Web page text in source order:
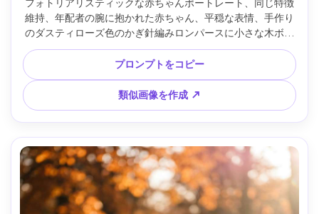
フォトリアリスティックな赤ちゃんポートレート、同じ特徴
維持、年配者の腕に抱かれた赤ちゃん、平穏な表情、手作り
のダスティローズ色のかぎ針編みロンパースに小さな木ボタ
ン、背景：居心地よい肘掛け椅子とニットブランケット、温
かいランプ光と穏やかな減光、Leica SL2-S、50mm f/1.4、
赤ちゃんと手に寄ったトリミング、柔らかなボケ、さりげな
い粒子感、生き生きした肌質、親密な思い出感 --ar 4:5
プロンプトをコピー
類似画像を作成 ↗